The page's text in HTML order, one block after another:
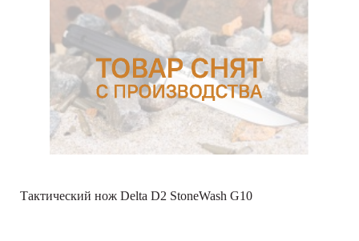
Тактический нож Delta D2 StoneWash G10